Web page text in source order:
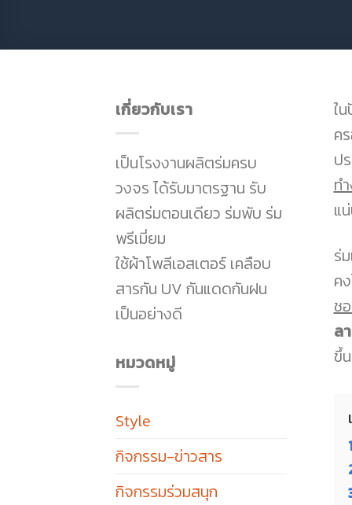
เกี่ยวกับเรา
เป็นโรงงานผลิตร่มครบ
วงจร ได้รับมาตรฐาน รับ
ผลิตร่มตอนเดียว ร่มพับ ร่ม
พรีเมี่ยม
ใช้ผ้าโพลีเอสเตอร์ เคลือบ
สารกัน UV กันแดดกันฝน
เป็นอย่างดี
หมวดหมู่
Style
กิจกรรม-ข่าวสาร
กิจกรรมร่วมสนุก
ใ
ค
ป
ท
แ
ร่
ค
ช
ล
ขึ้